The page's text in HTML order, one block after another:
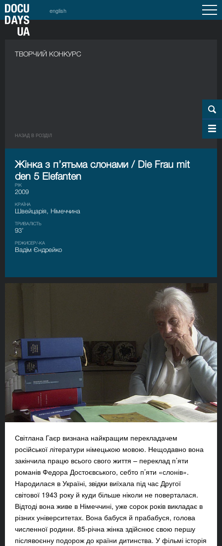
english
ТВОРЧИЙ КОНКУРС
НАЗАД В РОЗДIЛ
Жінка з п’ятьма слонами / Die Frau mit
den 5 Elefanten
РІК
2009
КРАЇНА
Швейцарія, Німеччина
ТРИВАЛІСТЬ
93’
РЕЖИСЕР/-КА
Вадім Єндрейко
Світлана Гаєр визнана найкращим перекладачем
російської літератури німецькою мовою. Нещодавно вона
закінчила працю всього свого життя – переклад п’яти
романів Федора Достоєвського, себто п’яти «слонів».
Народилася в Україні, звідки виїхала під час Другої
світової 1943 року й куди більше ніколи не поверталася.
Відтоді вона живе в Німеччині, уже сорок років викладає в
різних університетах. Вона бабуся й прабабуся, голова
численної родини. 85-річна жінка здійснює свою першу
післявоєнну подорож до країни дитинства. У фільмі історія